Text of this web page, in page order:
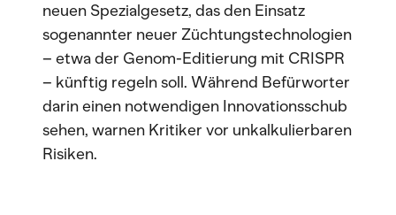
neuen Spezialgesetz, das den Einsatz
sogenannter neuer Züchtungstechnologien
– etwa der Genom-Editierung mit CRISPR
– künftig regeln soll. Während Befürworter
darin einen notwendigen Innovationsschub
sehen, warnen Kritiker vor unkalkulierbaren
Risiken.